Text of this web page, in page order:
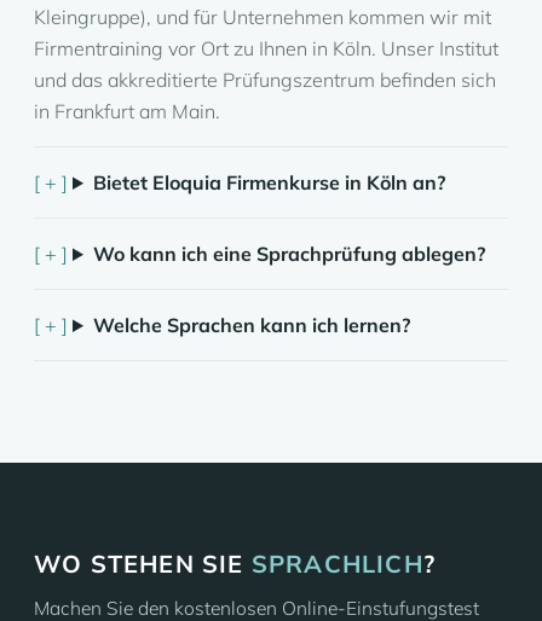
Kleingruppe), und für Unternehmen kommen wir mit
Firmentraining vor Ort zu Ihnen in Köln. Unser Institut
und das akkreditierte Prüfungszentrum befinden sich
in Frankfurt am Main.
Bietet Eloquia Firmenkurse in Köln an?
Wo kann ich eine Sprachprüfung ablegen?
Welche Sprachen kann ich lernen?
WO STEHEN SIE SPRACHLICH?
Machen Sie den kostenlosen Online-Einstufungstest